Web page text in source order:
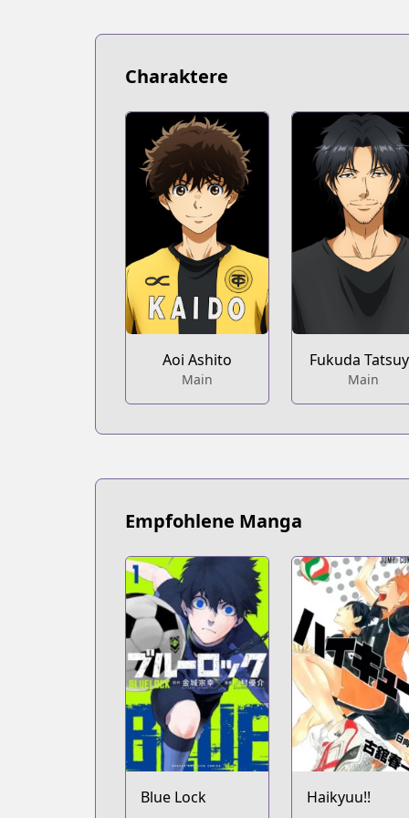
https://bookwalker.jp/series/125331/list
Official Site
https://bigcomics.jp/episodes/
Official Site
Official Site
https://bigcomicbros.net/work/6196/
Charaktere
Aoi Ashito
Main
Fukuda
Main
Empfohlene Manga
Blue Lock Haikyuu!!